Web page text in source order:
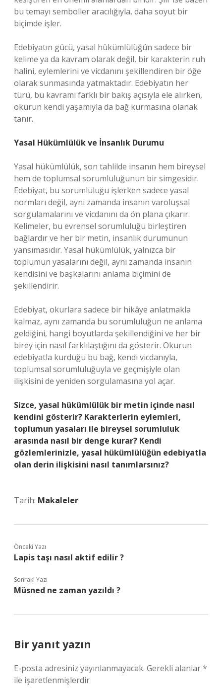
bu temayı semboller aracılığıyla, daha soyut bir
biçimde işler.
Edebiyatın gücü, yasal hükümlülüğün sadece bir
kelime ya da kavram olarak değil, bir karakterin ruh
halini, eylemlerini ve vicdanını şekillendiren bir öğe
olarak sunmasında yatmaktadır. Edebiyatın her
türü, bu kavramı farklı bir bakış açısıyla ele alırken,
okurun kendi yaşamıyla da bağ kurmasına olanak
tanır.
Yasal Hükümlülük ve İnsanlık Durumu
Yasal hükümlülük, son tahlilde insanın hem bireysel
hem de toplumsal sorumluluğunun bir simgesidir.
Edebiyat, bu sorumluluğu işlerken sadece yasal
normları değil, aynı zamanda insanın varoluşsal
sorgulamalarını ve vicdanını da ön plana çıkarır.
Kelimeler, bu evrensel sorumluluğu birleştiren
bağlardır ve her bir metin, insanlık durumunun
yansımasıdır. Yasal hükümlülük, yalnızca bir
toplumun yasalarını değil, aynı zamanda insanın
kendisini ve başkalarını anlama biçimini de
şekillendirir.
Edebiyat, okurlara sadece bir hikâye anlatmakla
kalmaz, aynı zamanda bu sorumluluğun ne anlama
geldiğini, hangi boyutlarda şekillendiğini ve her bir
birey için nasıl farklılaştığını da gösterir. Okurun
edebiyatla kurduğu bu bağ, kendi vicdanıyla,
toplumsal sorumluluğuyla ve geçmişiyle olan
ilişkisini de yeniden sorgulamasına yol açar.
Sizce, yasal hükümlülük bir metin içinde nasıl
kendini gösterir? Karakterlerin eylemleri,
toplumun yasaları ile bireysel sorumluluk
arasında nasıl bir denge kurar? Kendi
gözlemlerinizle, yasal hükümlülüğün edebiyatla
olan derin ilişkisini nasıl tanımlarsınız?
Tarih: Makaleler
Önceki Yazı
Lapis taşı nasıl aktif edilir ?
Sonraki Yazı
Müsned ne zaman yazıldı ?
Bir yanıt yazın
E-posta adresiniz yayınlanmayacak. Gerekli alanlar*
ile işaretlenmişlerdir